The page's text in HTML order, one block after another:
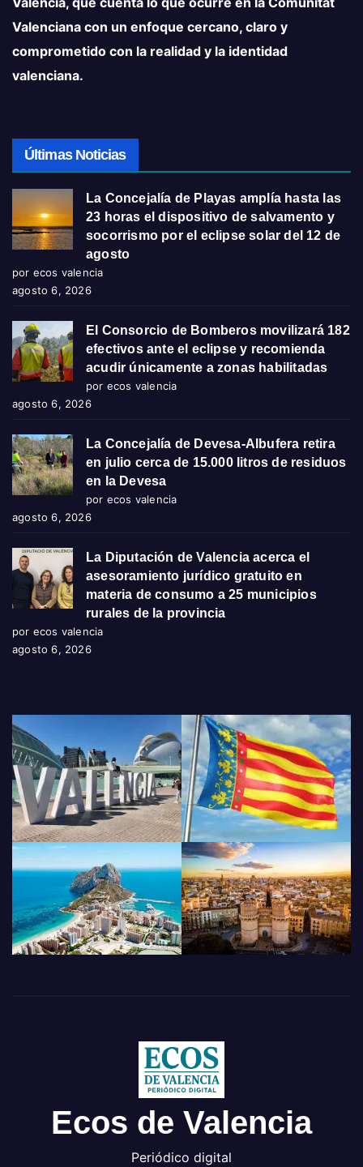
Valenciana con un enfoque cercano, claro y
comprometido con la realidad y la identidad
valenciana.
Últimas Noticias
La Concejalía de Playas amplía hasta las
23 horas el dispositivo de salvamento y
socorrismo por el eclipse solar del 12 de
agosto
por ecos valencia
agosto 6, 2026
El Consorcio de Bomberos movilizará 182
efectivos ante el eclipse y recomienda
acudir únicamente a zonas habilitadas
por ecos valencia
agosto 6, 2026
La Concejalía de Devesa-Albufera retira
en julio cerca de 15.000 litros de residuos
en la Devesa
por ecos valencia
agosto 6, 2026
La Diputación de Valencia acerca el
asesoramiento jurídico gratuito en
materia de consumo a 25 municipios
rurales de la provincia
por ecos valencia
agosto 6, 2026
Ecos de Valencia
Periódico digital